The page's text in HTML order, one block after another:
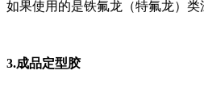
如果使用的是铁氟龙（特氟龙）
3.成品定型胶